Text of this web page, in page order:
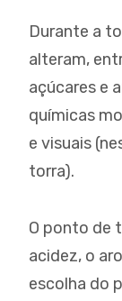
Durante a
alteram,
açúcares e
químicas
e visuais
torra).
O ponto de
acidez, o
escolha do